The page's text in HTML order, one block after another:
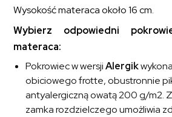
Wysokość materaca około 16 cm.
Wybierz odpowiedni
materaca:
Pokrowiec w wersjiAlergik
obiciowego frotte, obustronnie
antyalergiczną owatą 200 g/m2.
zamka rozdzielczego umożliwia